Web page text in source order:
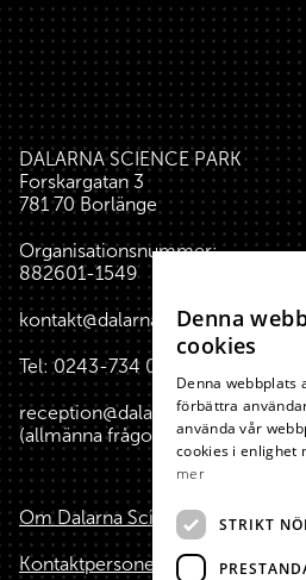
DALARNA SCIENCE PARK
Forskargatan 3
781 70 Borlänge
Organisationsnummer:
882601-1549
kontakt@dalarnasciencepark.se
Tel:0243-734 00
reception@dalarnasciencepark.se
(allmänna frågor, konferens
Om Dalarna Science Park
Kontaktpersoner
Denna
cookies
Denna webbplats
förbättra
använda vår
cookies i enlighet
mer
STRIKT